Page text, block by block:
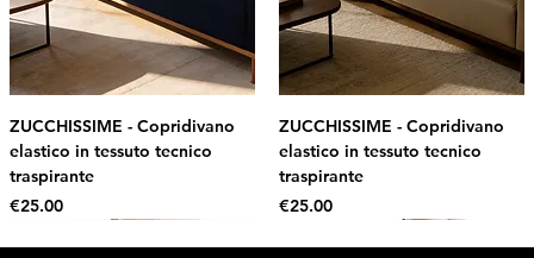
ZUCCHISSIME - Copridivano
elastico in tessuto tecnico
traspirante
Price
€25.00
ZUCCHISSIME - Copridivano
elastico in tessuto tecnico
traspirante
Price
€25.00